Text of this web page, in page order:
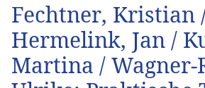
Fechtner, Kristian
Hermelink, Jan /
Martina / Wagner-